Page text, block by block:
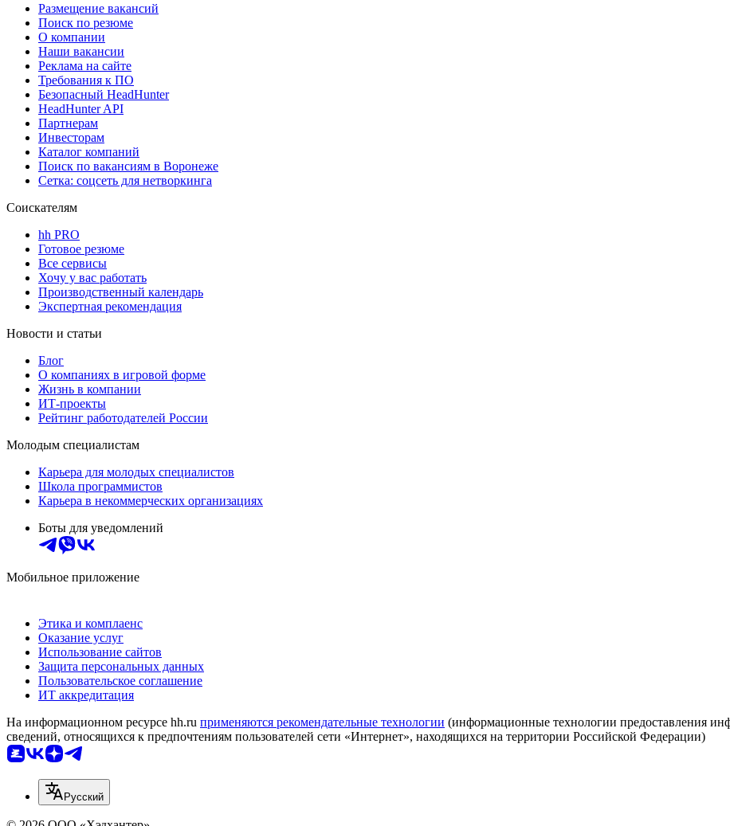
Размещение вакансий
Поиск по резюме
О компании
Наши вакансии
Реклама на сайте
Требования к ПО
Безопасный HeadHunter
HeadHunter API
Партнерам
Инвесторам
Каталог компаний
Поиск по вакансиям в Воронеже
Сетка: соцсеть для нетворкинга
Соискателям
hh PRO
Готовое резюме
Все сервисы
Хочу у вас работать
Производственный календарь
Экспертная рекомендация
Новости и статьи
Блог
О компаниях в игровой форме
Жизнь в компании
ИТ-проекты
Рейтинг работодателей России
Молодым специалистам
Карьера для молодых специалистов
Школа программистов
Карьера в некоммерческих организациях
Боты для уведомлений
Мобильное приложение
Этика и комплаенс
Оказание услуг
Использование сайтов
Защита персональных данных
Пользовательское соглашение
ИТ аккредитация
На информационном ресурсе hh.ru применяются рекомендательные технологии (информационные технологии предоставления
сведений, относящихся к предпочтениям пользователей сети «Интернет», находящихся на территории Российской Федерации)
Русский